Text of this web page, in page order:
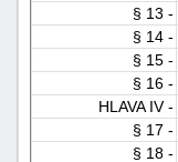
§ 13 -
§ 14 -
§ 15 -
§ 16 -
HLAVA IV -
§ 17 -
§ 18 -